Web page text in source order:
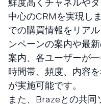
中心のCRMを実現し
での購買情報をリア
ンペーンの案内や最
案内、各ユーザーが
時間帯、頻度、内容
が実施可能です。
また、Brazeとの共同